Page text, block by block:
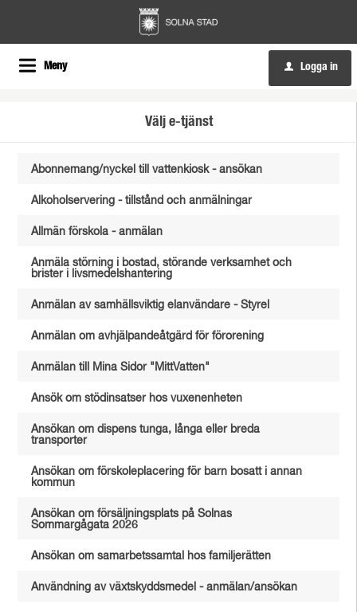
Meny u Logga in
Välj e-tjänst
Abonnemang/nyckel till vattenkiosk - ansökan
Alkoholservering - tillstånd och anmälningar
Allmän förskola - anmälan
Anmäla störning i bostad, störande verksamhet och
brister i livsmedelshantering
Anmälan av samhällsviktig elanvändare - Styrel
Anmälan om avhjälpandeåtgärd för förorening
Anmälan till Mina Sidor "MittVatten"
Ansök om stödinsatser hos vuxenenheten
Ansökan om dispens tunga, långa eller breda
transporter
Ansökan om förskoleplacering för barn bosatt i annan
kommun
Ansökan om försäljningsplats på Solnas
Sommargågata 2026
Ansökan om samarbetssamtal hos familjerätten
Användning av växtskyddsmedel - anmälan/ansökan